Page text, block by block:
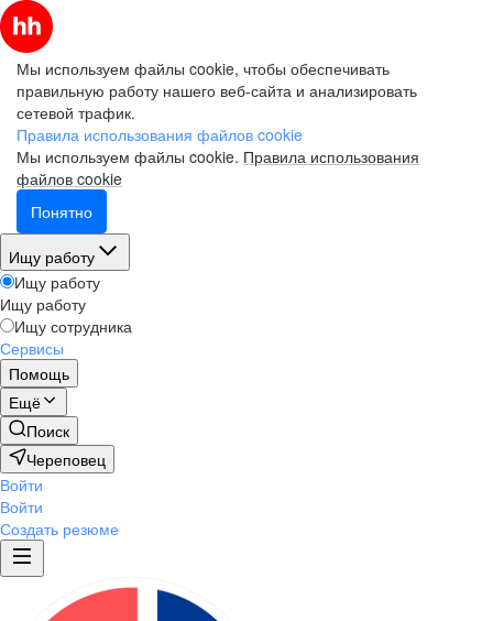
Мы используем файлы cookie, чтобы обеспечивать
правильную работу нашего веб-сайта и анализировать
сетевой трафик.
Правила использования файлов cookie
Мы используем файлы cookie. Правила использования
файлов cookie
Понятно
Ищу работу
Ищу работу
Ищу работу
Ищу сотрудника
Сервисы
Помощь
Ещё
Поиск
Череповец
Войти
Войти
Создать резюме